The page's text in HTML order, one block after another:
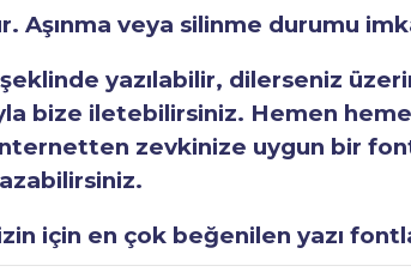
veya silinme durumu
yazılabilir, dilerseniz
bize iletebilirsiniz. Hemen
zevkinize uygun bir
için en çok beğenilen yazı